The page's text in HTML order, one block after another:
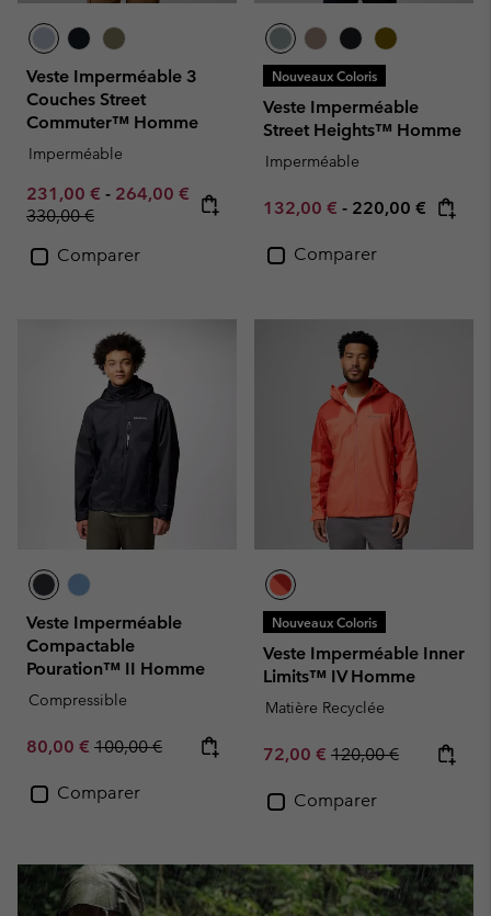
Veste Imperméable 3
Couches Street
Commuter™ Homme
Imperméable
Minimum sale price:
231,00 € - Maximum sale price:
264,00 €
Regular price:
330,00 €
Comparer
Nouveaux Coloris
Veste Imperméable
Street Heights™ Homme
Imperméable
Minimum sale price:
132,00 € - Maximum price:
220,00 €
Comparer
Veste Imperméable
Compactable
Pouration™ II Homme
Compressible
Sale price:
80,00 € Regular price:
100,00 €
Comparer
Nouveaux Coloris
Veste Imperméable Inner
Limits™ IV Homme
Matière Recyclée
Sale price:
72,00 € Regular price:
120,00 €
Comparer